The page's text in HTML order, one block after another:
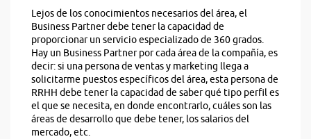
Lejos de los conocimientos necesarios del área, el
Business Partner debe tener la capacidad de
proporcionar un servicio especializado de 360 grados.
Hay un Business Partner por cada área de la compañía, es
decir: si una persona de ventas y marketing llega a
solicitarme puestos específicos del área, esta persona de
RRHH debe tener la capacidad de saber qué tipo perfil es
el que se necesita, en donde encontrarlo, cuáles son las
áreas de desarrollo que debe tener, los salarios del
mercado, etc.